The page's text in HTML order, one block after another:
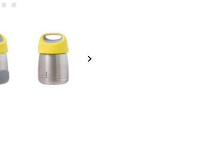
keyboard_arrow_right